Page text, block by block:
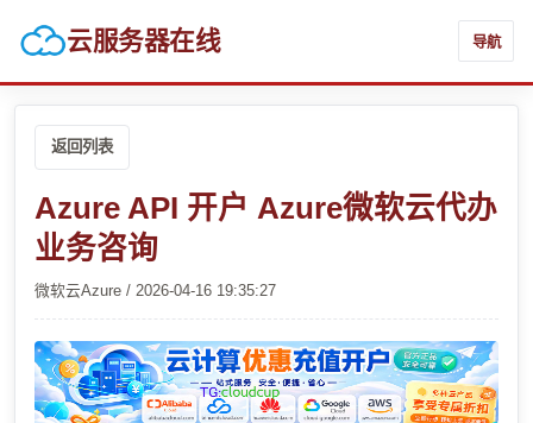
云服务器在线 导航
返回列表
Azure API 开户 Azure微软云代办
业务咨询
微软云Azure / 2026-04-16 19:35:27